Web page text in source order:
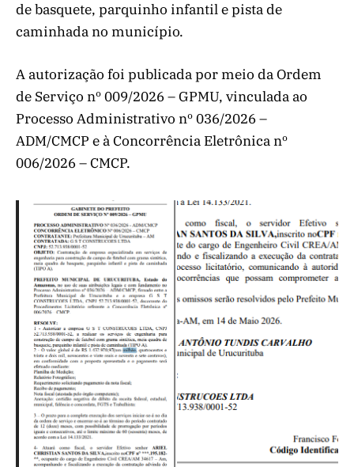
de basquete, parquinho infantil e pista de
caminhada no município.
A autorização foi publicada por meio da Ordem
de Serviço nº 009/2026 – GPMU, vinculada ao
Processo Administrativo nº 036/2026 –
ADM/CMCP e à Concorrência Eletrônica nº
006/2026 – CMCP.